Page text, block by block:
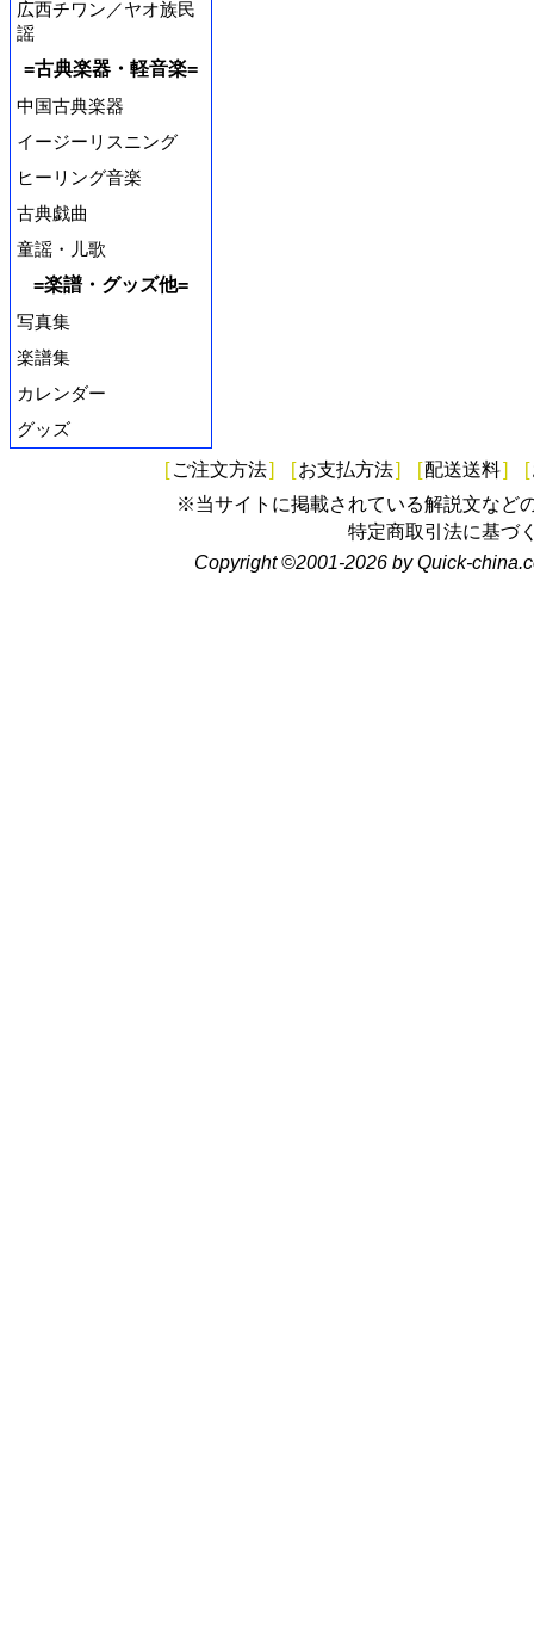
広西チワン／ヤオ族民
謡
=古典楽器・軽音楽=
中国古典楽器
イージーリスニング
ヒーリング音楽
古典戯曲
童謡・儿歌
=楽譜・グッズ他=
写真集
楽譜集
カレンダー
グッズ
[ ご注文方法] [お支払方法] [配送送料] [
※当サイトに掲載されている解説文など
特定商取引法に基づ
Copyright ©2001-2026 by Quick-